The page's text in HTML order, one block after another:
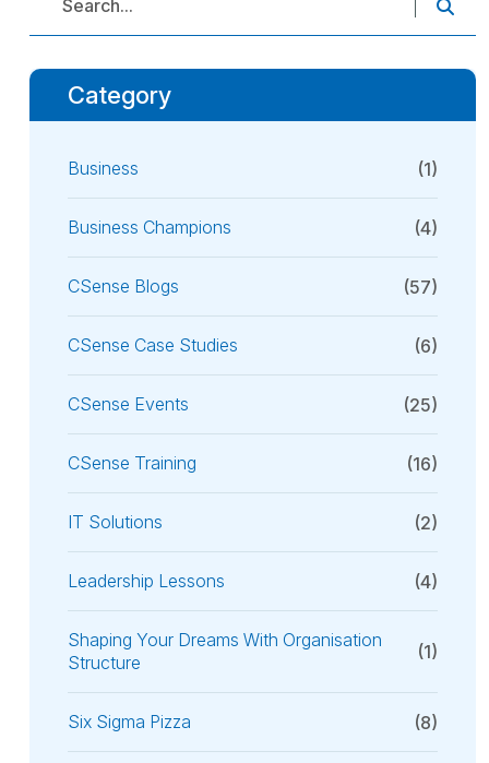
Category
Business (1)
Business Champions (4)
CSense Blogs (57)
CSense Case Studies (6)
CSense Events (25)
CSense Training (16)
IT Solutions (2)
Leadership Lessons (4)
Shaping Your Dreams With Organisation
Structure
(1)
Six Sigma Pizza (8)